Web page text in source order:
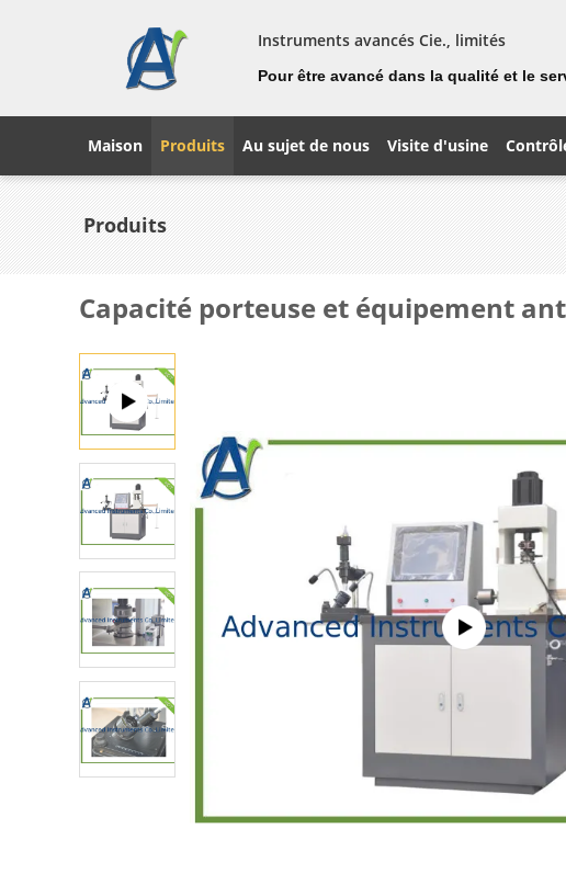
Instruments avancés Cie., limités
Pour être avancé dans la qualité et le
Maison Produits Au sujet de nous Visite d'usine
Produits
Capacité porteuse et équipement